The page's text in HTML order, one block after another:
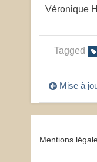
Véronique
Tagged
de
l’article
Mise à
Mentions